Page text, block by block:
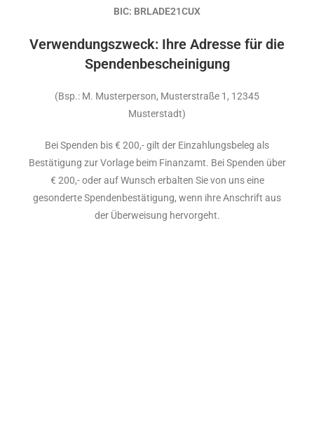
BIC: BRLADE21CUX
Verwendungszweck: Ihre Adresse für die
Spendenbescheinigung
(Bsp.: M. Musterperson, Musterstraße 1, 12345
Musterstadt)
Bei Spenden bis € 200,- gilt der Einzahlungsbeleg als
Bestätigung zur Vorlage beim Finanzamt. Bei Spenden über
€ 200,- oder auf Wunsch erbalten Sie von uns eine
gesonderte Spendenbestätigung, wenn ihre Anschrift aus
der Überweisung hervorgeht.